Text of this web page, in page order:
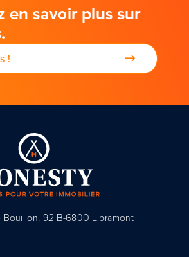
en savoir plus sur
!
92 B-6800 Libramont